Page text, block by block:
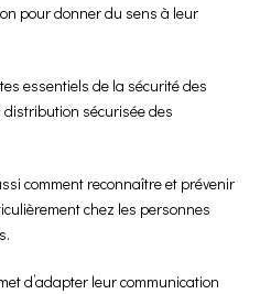
pour donner du sens à leur
essentiels de la sécurité des
distribution sécurisée des
comment reconnaître et prévenir
chez les personnes
d’adapter leur communication